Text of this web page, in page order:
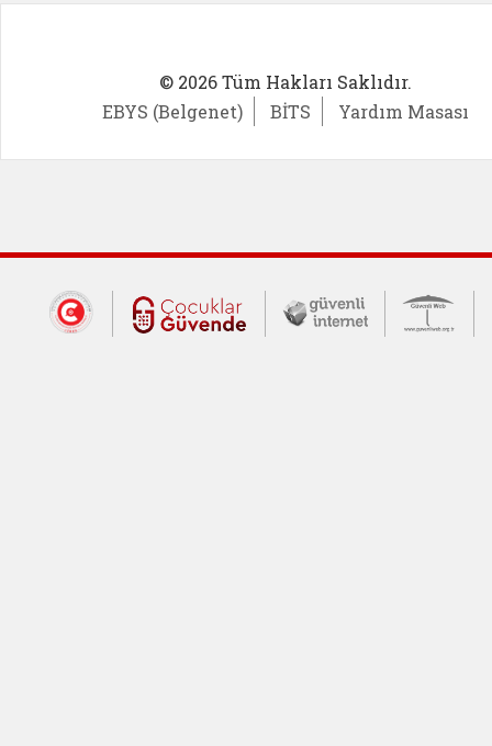
© 2026 Tüm Hakları Saklıdır.
EBYS (Belgenet)
BİTS Yardım Masası
Dış Bağlantılar
Cumhurbaşkanlığı İletişim Merkezi
Çocuklar Güvende (yeni
Güvenli